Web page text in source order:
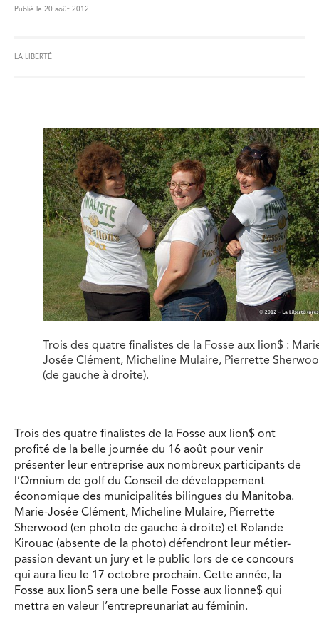
Publié le 20 août 2012
LA LIBERTÉ
Trois des quatre finalistes de la Fosse aux lion$ :
Josée Clément, Micheline Mulaire, Pierrette
(de gauche à droite).
Trois des quatre finalistes de la Fosse aux lion$ ont
profité de la belle journée du 16 août pour venir
présenter leur entreprise aux nombreux participants de
l’Omnium de golf du Conseil de développement
économique des municipalités bilingues du Manitoba.
Marie-Josée Clément, Micheline Mulaire, Pierrette
Sherwood (en photo de gauche à droite) et Rolande
Kirouac (absente de la photo) défendront leur métier-
passion devant un jury et le public lors de ce concours
qui aura lieu le 17 octobre prochain. Cette année, la
Fosse aux lion$ sera une belle Fosse aux lionne$ qui
mettra en valeur l’entrepreunariat au féminin.